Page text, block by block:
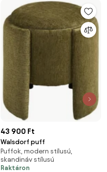
43 900 Ft
Walsdorf puff
Puffok, modern stílusú,
skandináv stílusú
Raktáron